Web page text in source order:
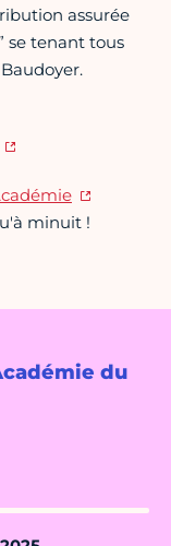
du
assurée
se tenant tous
minuit !